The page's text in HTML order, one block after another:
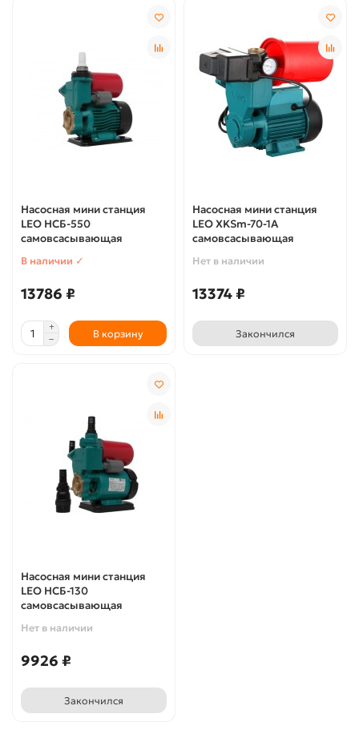
Насосная мини станция
LEO НСБ-550
самовсасывающая
В наличии ✓
13786 ₽
В корзину
Насосная мини станция
LEO XKSm-70-1A
самовсасывающая
Нет в наличии
13374 ₽
Закончился
Насосная мини станция
LEO НСБ-130
самовсасывающая
Нет в наличии
9926 ₽
Закончился